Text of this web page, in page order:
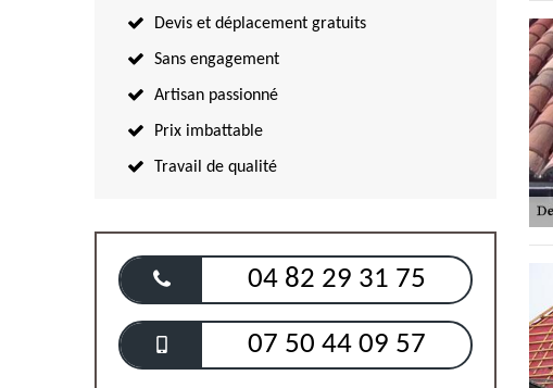
Devis et déplacement gratuits
Sans engagement
Artisan passionné
Prix imbattable
Travail de qualité
04 82 29 31 75
07 50 44 09 57